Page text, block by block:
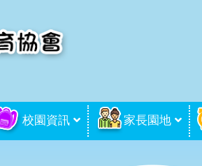
校園資訊 家長園地